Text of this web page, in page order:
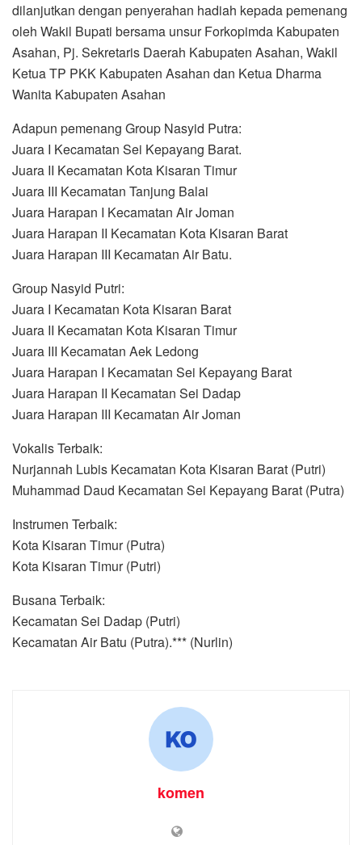
dilanjutkan dengan penyerahan hadiah kepada pemenang
oleh Wakil Bupati bersama unsur Forkopimda Kabupaten
Asahan, Pj. Sekretaris Daerah Kabupaten Asahan, Wakil
Ketua TP PKK Kabupaten Asahan dan Ketua Dharma
Wanita Kabupaten Asahan
Adapun pemenang Group Nasyid Putra:
Juara I Kecamatan Sei Kepayang Barat.
Juara II Kecamatan Kota Kisaran Timur
Juara III Kecamatan Tanjung Balai
Juara Harapan I Kecamatan Air Joman
Juara Harapan II Kecamatan Kota Kisaran Barat
Juara Harapan III Kecamatan Air Batu.
Group Nasyid Putri:
Juara I Kecamatan Kota Kisaran Barat
Juara II Kecamatan Kota Kisaran Timur
Juara III Kecamatan Aek Ledong
Juara Harapan I Kecamatan Sei Kepayang Barat
Juara Harapan II Kecamatan Sei Dadap
Juara Harapan III Kecamatan Air Joman
Vokalis Terbaik:
Nurjannah Lubis Kecamatan Kota Kisaran Barat (Putri)
Muhammad Daud Kecamatan Sei Kepayang Barat (Putra)
Instrumen Terbaik:
Kota Kisaran Timur (Putra)
Kota Kisaran Timur (Putri)
Busana Terbaik:
Kecamatan Sei Dadap (Putri)
Kecamatan Air Batu (Putra).*** (Nurlin)
komen